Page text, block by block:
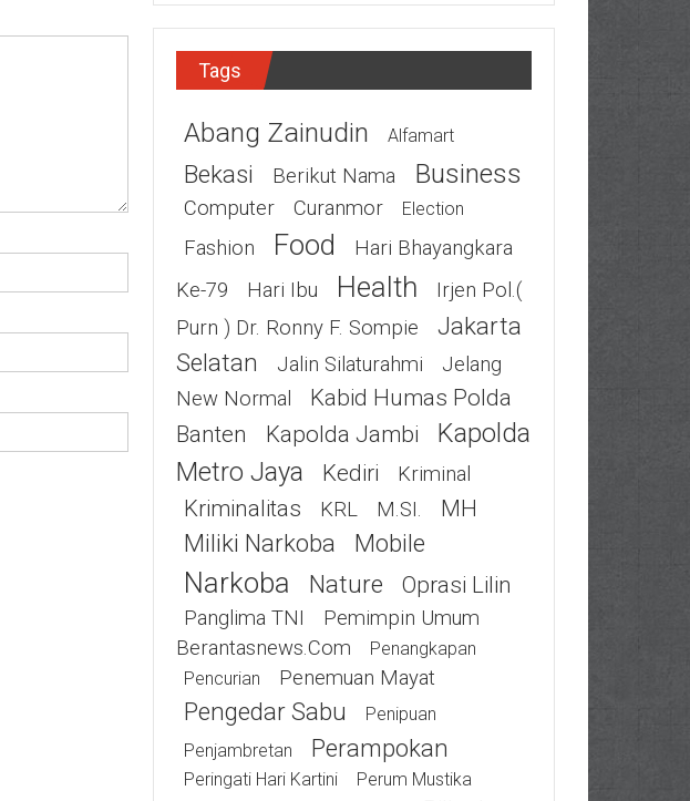
Tags
Abang Zainudin Alfamart
Bekasi Berikut Nama Business
Computer Curanmor Election
Fashion Food
Hari Bhayangkara
Ke-79
Hari Ibu Health
Irjen Pol.(
Purn ) Dr. Ronny F. Sompie
Jakarta
Selatan
Jalin Silaturahmi
Jelang
New Normal
Kabid Humas Polda
Banten
Kapolda Jambi
Kapolda
Metro Jaya
Kediri Kriminal
Kriminalitas KRL M.SI. MH
Miliki Narkoba Mobile
Narkoba Nature Oprasi Lilin
Panglima TNI
Pemimpin Umum
Berantasnews.com
Penangkapan
Pencurian
Penemuan Mayat
Pengedar Sabu
Penipuan
Penjambretan
Perampokan
Peringati Hari Kartini
Perum Mustika